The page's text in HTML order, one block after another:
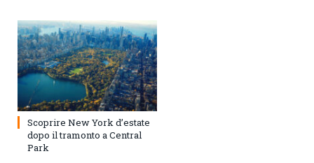
Scoprire New York d’estate
dopo il tramonto a Central
Park